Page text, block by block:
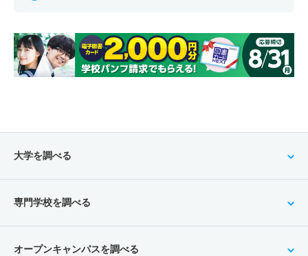
大学を調べる
専門学校を調べる
オープンキャンパスを調べる